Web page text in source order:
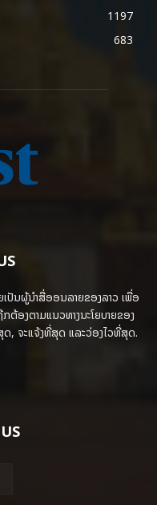
1197
683
ເປັນຜູ້ນຳສື່ອອນລາຍຂອງລາວ ເພື່ອ
ອງຕາມແນວທາງນະໂຍບາຍຂອງ
, ຈະແຈ້ງທີ່ສຸດ ແລະວ່ອງໄວທີ່ສຸດ.